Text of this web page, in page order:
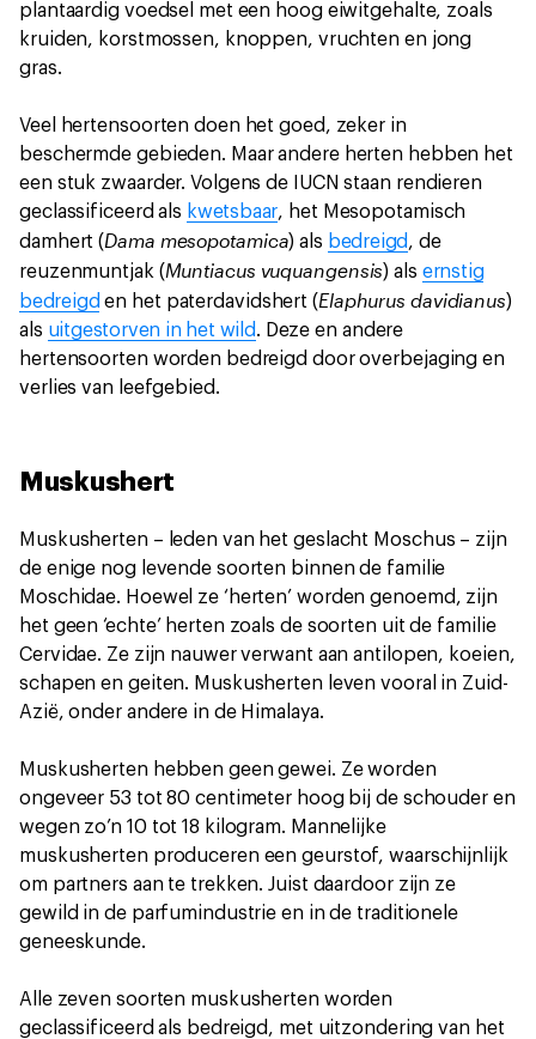
plantaardig voedsel met een hoog eiwitgehalte, zoals
kruiden, korstmossen, knoppen, vruchten en jong
gras.
Veel hertensoorten doen het goed, zeker in
beschermde gebieden. Maar andere herten hebben het
een stuk zwaarder. Volgens de IUCN staan rendieren
geclassificeerd als kwetsbaar, het Mesopotamisch
damhert (Dama mesopotamica) als bedreigd, de
reuzenmuntjak (Muntiacus vuquangensis) als ernstig
bedreigd en het paterdavidshert (Elaphurus davidianus)
als uitgestorven in het wild. Deze en andere
hertensoorten worden bedreigd door overbejaging en
verlies van leefgebied.
Muskushert
Muskusherten – leden van het geslacht Moschus – zijn
de enige nog levende soorten binnen de familie
Moschidae. Hoewel ze ‘herten’ worden genoemd, zijn
het geen ‘echte’ herten zoals de soorten uit de familie
Cervidae. Ze zijn nauwer verwant aan antilopen, koeien,
schapen en geiten. Muskusherten leven vooral in Zuid-
Azië, onder andere in de Himalaya.
Muskusherten hebben geen gewei. Ze worden
ongeveer 53 tot 80 centimeter hoog bij de schouder en
wegen zo’n 10 tot 18 kilogram. Mannelijke
muskusherten produceren een geurstof, waarschijnlijk
om partners aan te trekken. Juist daardoor zijn ze
gewild in de parfumindustrie en in de traditionele
geneeskunde.
Alle zeven soorten muskusherten worden
geclassificeerd als bedreigd, met uitzondering van het